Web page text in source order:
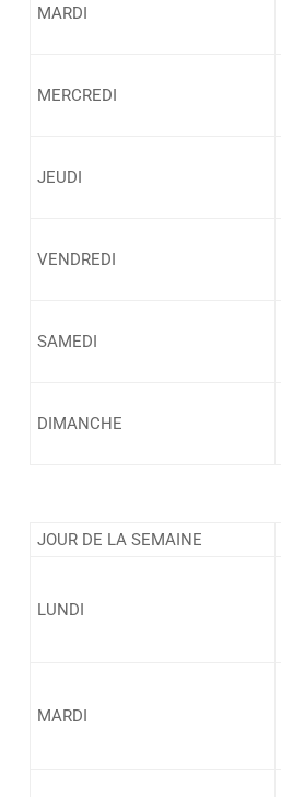
MARDI
MERCREDI
JEUDI
VENDREDI
SAMEDI
DIMANCHE
JOUR DE LA SEMAINE
LUNDI
MARDI